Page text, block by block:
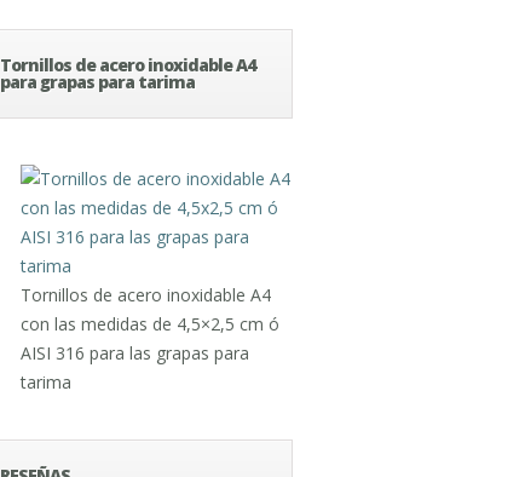
Tornillos de acero inoxidable A4
para grapas para tarima
Tornillos de acero inoxidable A4
con las medidas de 4,5×2,5 cm ó
AISI 316 para las grapas para
tarima